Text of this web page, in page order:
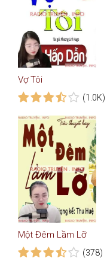
Vợ Tôi
(1.0K)
Một Đêm Lầm Lỡ
(378)